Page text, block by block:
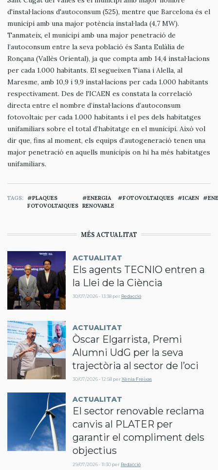
d'instal·lacions d'autoconsum (525), mentre que Barcelona és el
municipi amb una major potència instal·lada (4,7 MW).
Tanmateix, el municipi amb una major penetració de
l’autoconsum entre la seva població és Santa Eulàlia de
Ronçana (Vallès Oriental), ja que compta amb 14,4 instal·lacions
per cada 1.000 habitants. El segueixen Tiana i Alella, al
Maresme, amb 10,9 i 9,9 instal·lacions per cada 1.000 habitants
respectivament. Des de l'ICAEN es constata la correlació
directa entre el nombre d’instal·lacions d’autoconsum
fotovoltaic per cada 1.000 habitants i el pes dels habitatges
unifamiliars sobre el total d’habitatge en el municipi. Això vol
dir que, fins al moment, els equips d’autogeneració tenen una
major penetració en aquells municipis on hi ha més habitatges
unifamiliars.
TAGS
PLAQUES
FOTOVOLTAIQUES
ENERGIA
RENOVABLE
FOTOVOLTAIQUES ICAEN
MÉS ACTUALITAT
ACTUALITAT
Els agents TECNIO entren a
la Llei de la Ciència
30/07/2026 - 13:38 per Redacció
ACTUALITAT
Òscar Elgarrista, Premi
Alumni UdG per la seva
trajectòria al sector de l’oci
30/07/2026 - 12:58 perXènia Freixas
ACTUALITAT
El sector renovable reclama
canvis al PLATER per
garantir el compliment dels
objectius
29/07/2026 - 11:30 per Redacció